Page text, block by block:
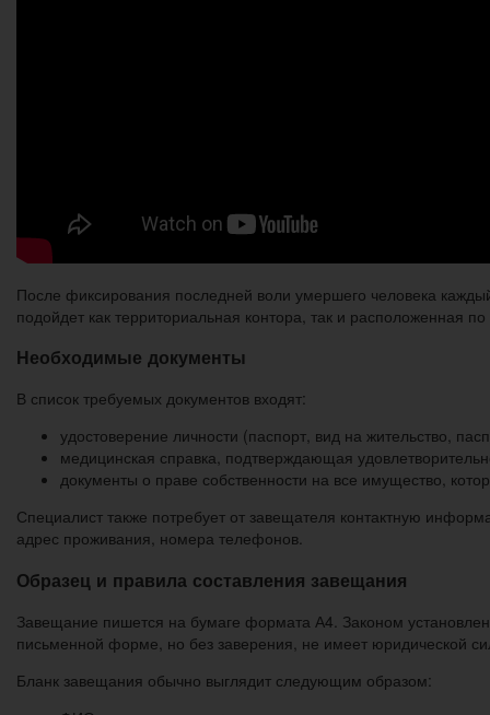
После фиксирования последней воли умершего человека
подойдет как территориальная контора, так и расположенная
Необходимые документы
В список требуемых документов входят:
удостоверение личности (паспорт, вид на жительство,
медицинская справка, подтверждающая
документы о праве собственности на все имущество,
Специалист также потребует от завещателя контактную
адрес проживания, номера телефонов.
Образец и правила составления завещания
Завещание пишется на бумаге формата А4. Законом
письменной форме, но без заверения, не имеет юридической
Бланк завещания обычно выглядит следующим образом: